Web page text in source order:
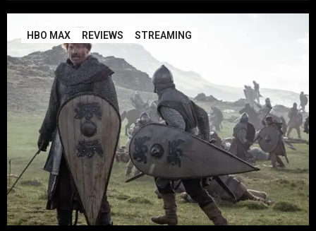
HBO MAX REVIEWS STREAMING